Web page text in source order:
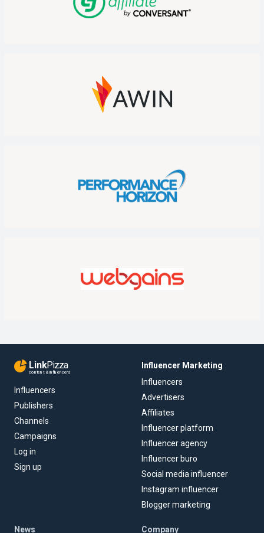
LinkPizza
content & influencers
Influencers
Publishers
Channels
Campaigns
Log in
Sign up
Influencer Marketing
Influencers
Advertisers
Affiliates
Influencer platform
Influencer agency
Influencer buro
Social media influencer
Instagram influencer
Blogger marketing
News Company